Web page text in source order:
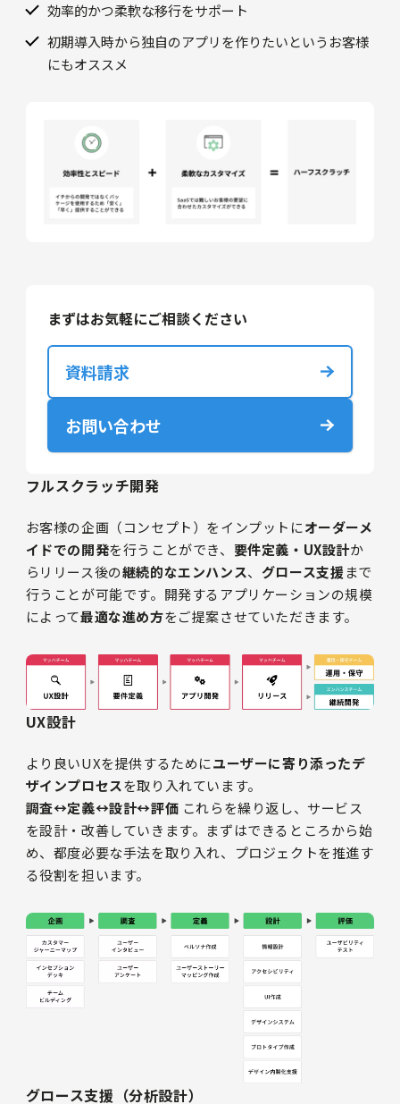
効率的かつ柔軟な移行をサポート
初期導入時から独自のアプリを作りたいというお客様
にもオススメ
まずはお気軽にご相談ください
資料請求
お問い合わせ
フルスクラッチ開発
お客様の企画（コンセプト）をインプットにオーダーメ
イドでの開発を行うことができ、 要件定義・UX設計か
らリリース後の継続的なエンハンス、 グロース支援 まで
行うことが可能です。開発するアプリケーションの規模
によって最適な進め方をご提案させていただきます。
UX設計
より良いUXを提供するためにユーザーに寄り添ったデ
ザインプロセスを取り入れています。
調査↔︎定義↔︎設計↔︎評価 これらを繰り返し、サービス
を設計・改善していきます。まずはできるところから始
め、都度必要な手法を取り入れ、プロジェクトを推進す
る役割を担います。
グロース支援（分析設計）